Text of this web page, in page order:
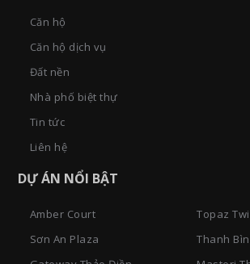
Căn hộ
Căn hộ dịch vụ
Đất nền
Nhà phố biệt thự
Tin tức
Liên hệ
DỰ ÁN NỔI BẬT
Amber Court
Topaz
Sơn An Plaza
Thanh